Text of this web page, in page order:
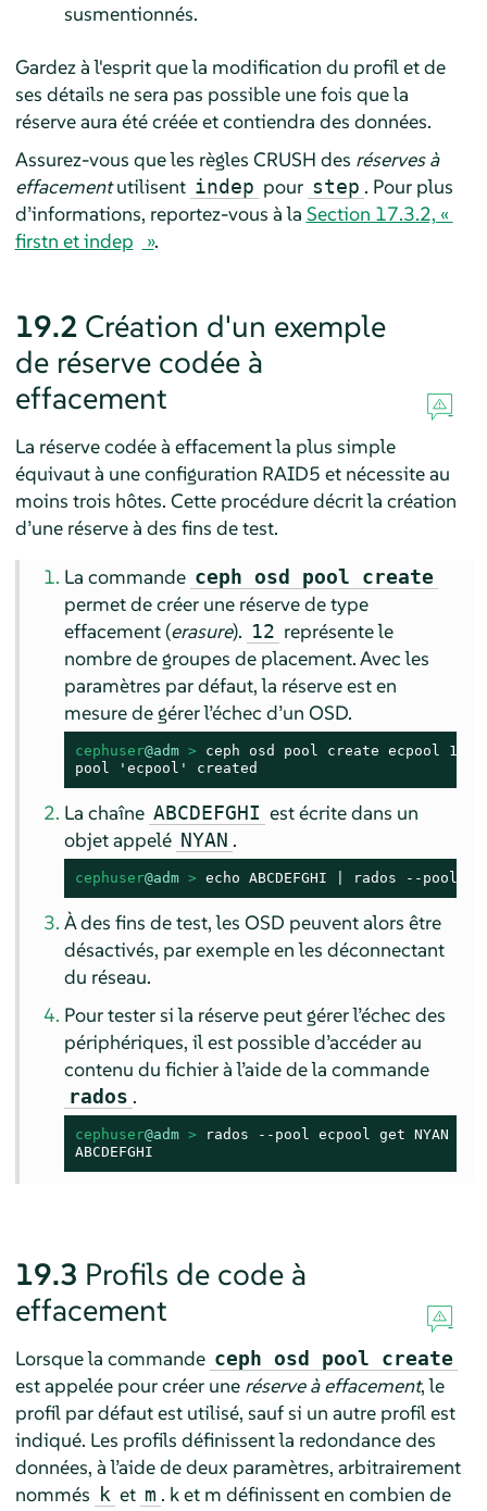
susmentionnés.
Gardez à l'esprit que la modification du profil et de
ses détails ne sera pas possible une fois que la
réserve aura été créée et contiendra des données.
Assurez-vous que les règles CRUSH des réserves à
effacementutilisent indep pour step . Pour plus
d’informations, reportez-vous à la Section 17.3.2, «
firstn et indep
».
19.2 Création d'un exemple
de réserve codée à
effacement
La réserve codée à effacement la plus simple
équivaut à une configuration RAID5 et nécessite au
moins trois hôtes. Cette procédure décrit la création
d’une réserve à des fins de test.
La commande ceph osd pool create
permet de créer une réserve de type
effacement (erasure). 12 représente le
nombre de groupes de placement. Avec les
paramètres par défaut, la réserve est en
mesure de gérer l’échec d’un OSD.
cephuser@adm > ceph osd pool create ecpool 12
pool 'ecpool' created
La chaîne ABCDEFGHI est écrite dans un
objet appelé NYAN .
cephuser@adm > echo ABCDEFGHI | rados --pool
À des fins de test, les OSD peuvent alors être
désactivés, par exemple en les déconnectant
du réseau.
Pour tester si la réserve peut gérer l’échec des
périphériques, il est possible d’accéder au
contenu du fichier à l’aide de la commande
rados .
cephuser@adm >
rados --pool ecpool get NYAN -
ABCDEFGHI
19.3 Profils de code à
effacement
Lorsque la commande ceph osd pool create
est appelée pour créer une réserve à effacement, le
profil par défaut est utilisé, sauf si un autre profil est
indiqué. Les profils définissent la redondance des
données, à l’aide de deux paramètres, arbitrairement
nommés k et m . k et m définissent en combien de